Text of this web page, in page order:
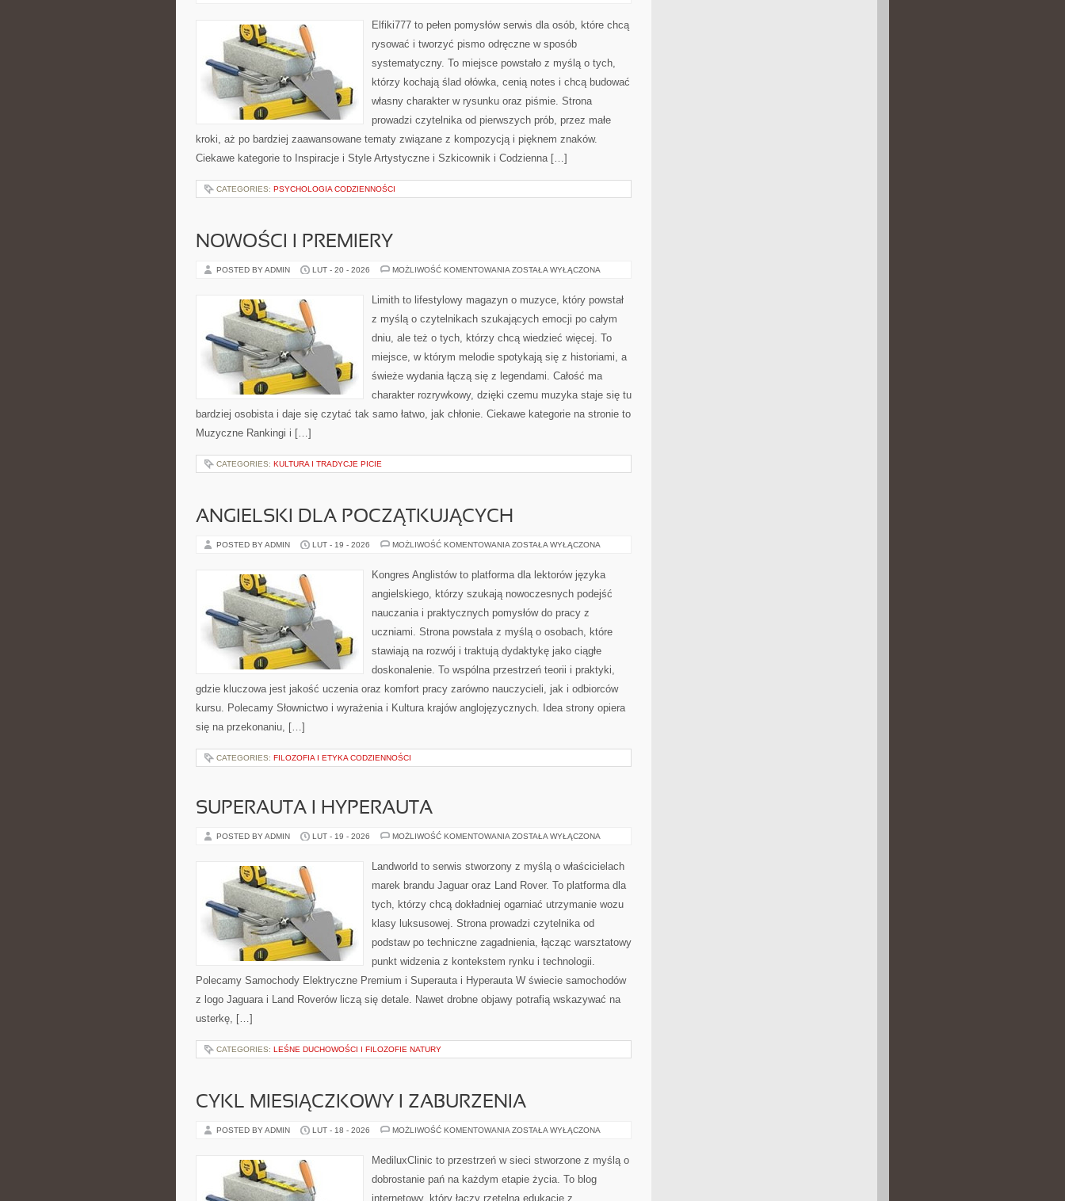
PRZEDMIOTY
Elfiki777 to pełen pomysłów serwis dla osób, które chcą
rysować i tworzyć pismo odręczne w sposób
systematyczny. To miejsce powstało z myślą o tych,
którzy kochają ślad ołówka, cenią notes i chcą budować
własny charakter w rysunku oraz piśmie. Strona
prowadzi czytelnika od pierwszych prób, przez małe
kroki, aż po bardziej zaawansowane tematy związane z kompozycją i pięknem znaków.
Ciekawe kategorie to Inspiracje i Style Artystyczne i Szkicownik i Codzienna […]
CATEGORIES: PSYCHOLOGIA CODZIENNOŚCI
NOWOŚCI I PREMIERY
POSTED BY ADMIN LUT - 20 - 2026 MOŻLIWOŚĆ KOMENTOWANIA NOWOŚCI
ZOSTAŁA WYŁĄCZONA
Limith to lifestylowy magazyn o muzyce, który powstał
z myślą o czytelnikach szukających emocji po całym
dniu, ale też o tych, którzy chcą wiedzieć więcej. To
miejsce, w którym melodie spotykają się z historiami, a
świeże wydania łączą się z legendami. Całość ma
charakter rozrywkowy, dzięki czemu muzyka staje się tu
bardziej osobista i daje się czytać tak samo łatwo, jak chłonie. Ciekawe kategorie na stronie to
Muzyczne Rankingi i […]
CATEGORIES: KULTURA I TRADYCJE PICIE
ANGIELSKI DLA POCZĄTKUJĄCYCH
POSTED BY ADMIN LUT - 19 - 2026 MOŻLIWOŚĆ KOMENTOWANIA ANGIELSKI
ZOSTAŁA WYŁĄCZONA
Kongres Anglistów to platforma dla lektorów języka
angielskiego, którzy szukają nowoczesnych podejść
nauczania i praktycznych pomysłów do pracy z
uczniami. Strona powstała z myślą o osobach, które
stawiają na rozwój i traktują dydaktykę jako ciągłe
doskonalenie. To wspólna przestrzeń teorii i praktyki,
gdzie kluczowa jest jakość uczenia oraz komfort pracy zarówno nauczycieli, jak i odbiorców
kursu. Polecamy Słownictwo i wyrażenia i Kultura krajów anglojęzycznych. Idea strony opiera
się na przekonaniu, […]
CATEGORIES: FILOZOFIA I ETYKA CODZIENNOŚCI
SUPERAUTA I HYPERAUTA
POSTED BY ADMIN LUT - 19 - 2026 MOŻLIWOŚĆ KOMENTOWANIA SUPERAUTA
ZOSTAŁA WYŁĄCZONA
Landworld to serwis stworzony z myślą o właścicielach
marek brandu Jaguar oraz Land Rover. To platforma dla
tych, którzy chcą dokładniej ogarniać utrzymanie wozu
klasy luksusowej. Strona prowadzi czytelnika od
podstaw po techniczne zagadnienia, łącząc warsztatowy
punkt widzenia z kontekstem rynku i technologii.
Polecamy Samochody Elektryczne Premium i Superauta i Hyperauta W świecie samochodów
z logo Jaguara i Land Roverów liczą się detale. Nawet drobne objawy potrafią wskazywać na
usterkę, […]
CATEGORIES: LEŚNE DUCHOWOŚCI I FILOZOFIE NATURY
CYKL MIESIĄCZKOWY I ZABURZENIA
POSTED BY ADMIN LUT - 18 - 2026 MOŻLIWOŚĆ KOMENTOWANIA CYKL
ZABURZENIA
ZOSTAŁA WYŁĄCZONA
MediluxClinic to przestrzeń w sieci stworzone z myślą o
dobrostanie pań na każdym etapie życia. To blog
internetowy, który łączy rzetelną edukację z